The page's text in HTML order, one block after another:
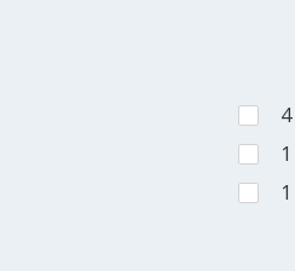
4
1
1